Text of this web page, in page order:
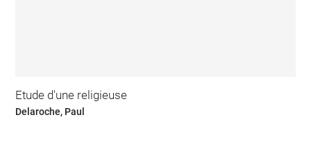
Etude d'une religieuse
Delaroche, Paul